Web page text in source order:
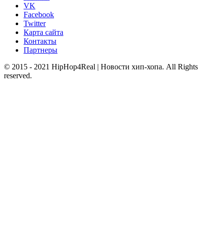
VK
Facebook
Twitter
Карта сайта
Контакты
Партнеры
© 2015 - 2021 HipHop4Real | Новости хип-хопа. All Rights
reserved.